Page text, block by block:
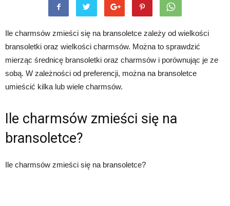
Ile charmsów zmieści się na bransoletce zależy od wielkości
bransoletki oraz wielkości charmsów. Można to sprawdzić
mierząc średnicę bransoletki oraz charmsów i porównując je ze
sobą. W zależności od preferencji, można na bransoletce
umieścić kilka lub wiele charmsów.
Ile charmsów zmieści się na
bransoletce?
Ile charmsów zmieści się na bransoletce?